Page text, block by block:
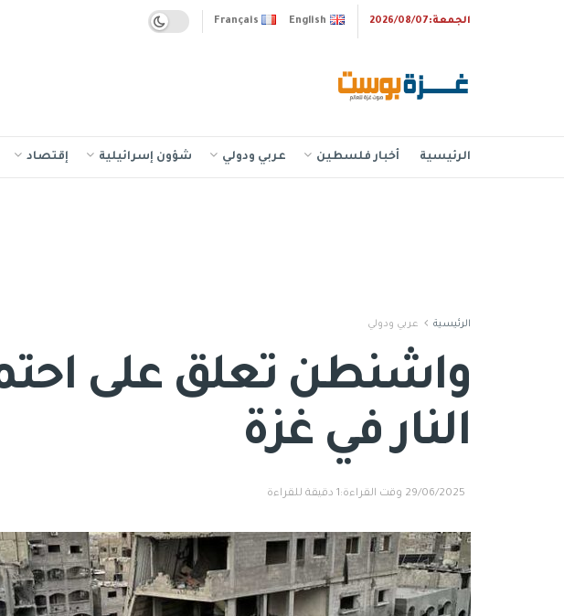
الجمعة:2026/08/07 Français English
الرئيسية أخبار فلسطين عربي ودولي شؤون إسرائيلية إقتصاد
الرئيسية عربي ودولي
واشنطن تعلق على
النار في غزة
29/06/2025 وقت القراءة:1 دقيقة للقراءة